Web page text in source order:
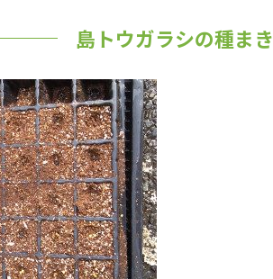
島トウガラシの種まき